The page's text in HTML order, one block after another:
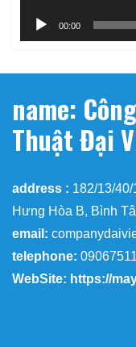
00:00
name:
Thuật Đại
address : 182/13/
Hưng Hòa B, Bình
email:
telephone:
WebSite: https://